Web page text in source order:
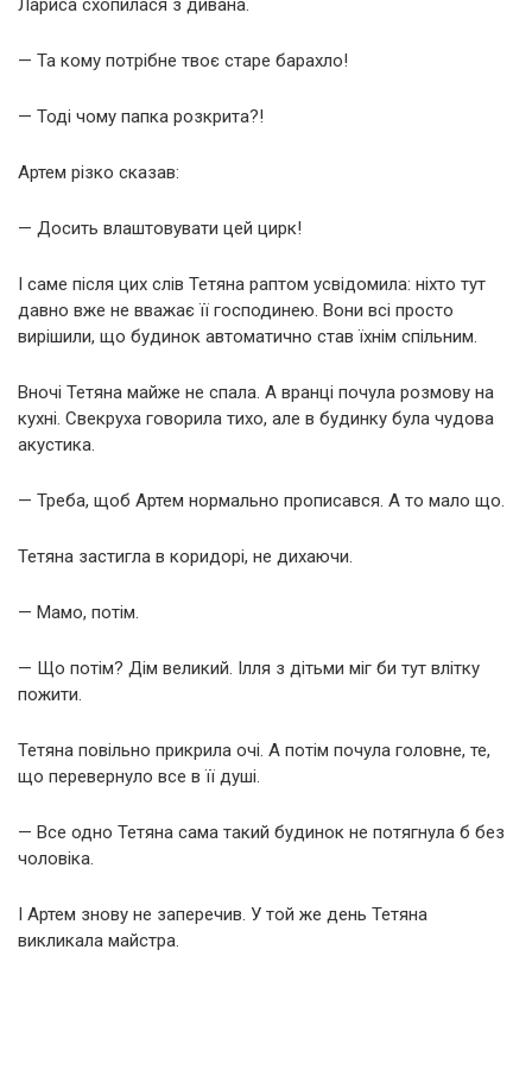
Лариса схопилася з дивана.
— Та кому потрібне твоє старе барахло!
— Тоді чому папка розкрита?!
Артем різко сказав:
— Досить влаштовувати цей цирк!
І саме після цих слів Тетяна раптом усвідомила: ніхто тут
давно вже не вважає її господинею. Вони всі просто
вирішили, що будинок автоматично став їхнім спільним.
Вночі Тетяна майже не спала. А вранці почула розмову на
кухні. Свекруха говорила тихо, але в будинку була чудова
акустика.
— Треба, щоб Артем нормально прописався. А то мало що.
Тетяна застигла в коридорі, не дихаючи.
— Мамо, потім.
— Що потім? Дім великий. Ілля з дітьми міг би тут влітку
пожити.
Тетяна повільно прикрила очі. А потім почула головне, те,
що перевернуло все в її душі.
— Все одно Тетяна сама такий будинок не потягнула б без
чоловіка.
І Артем знову не заперечив. У той же день Тетяна
викликала майстра.